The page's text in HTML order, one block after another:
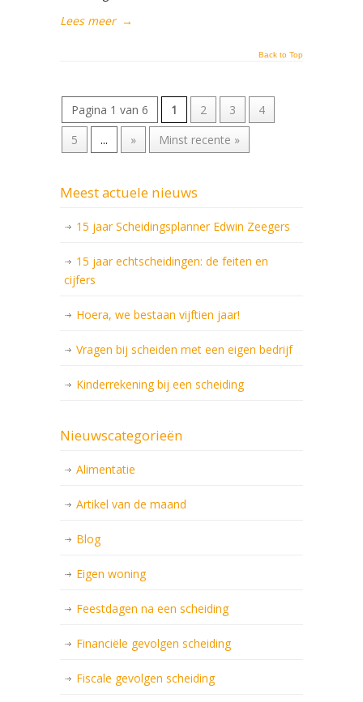
Lees meer →
Back to Top
Pagina 1 van 6 1 2 3
4
5
... » Minst recente »
Meest actuele nieuws
15 jaar Scheidingsplanner Edwin Zeegers
15 jaar echtscheidingen: de feiten en
cijfers
Hoera, we bestaan vijftien jaar!
Vragen bij scheiden met een eigen bedrijf
Kinderrekening bij een scheiding
Nieuwscategorieën
Alimentatie
Artikel van de maand
Blog
Eigen woning
Feestdagen na een scheiding
Financiële gevolgen scheiding
Fiscale gevolgen scheiding